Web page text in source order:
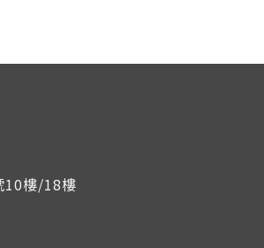
10樓/18樓